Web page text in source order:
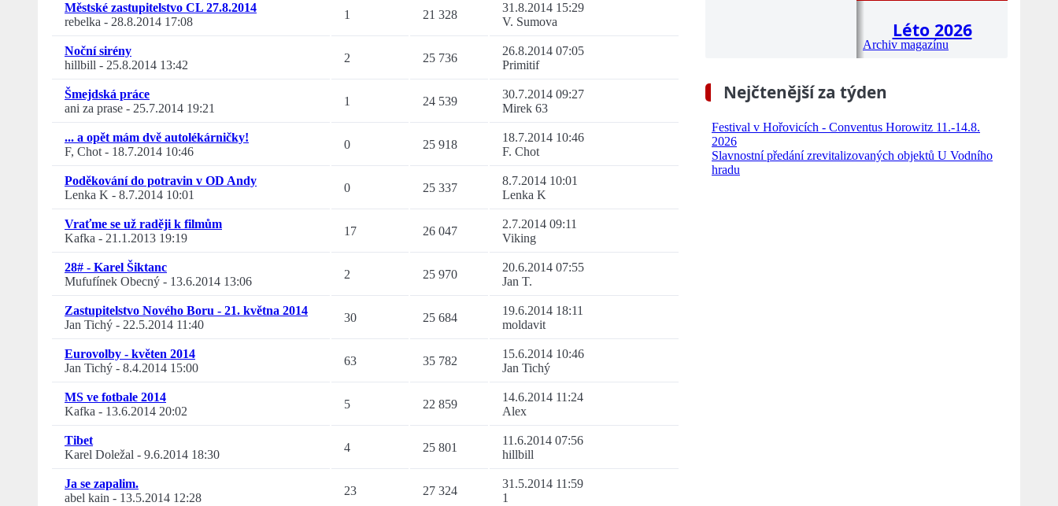
Městské zastupitelstvo CL 27.8.2014
rebelka - 28.8.2014 17:08
1 21 328
31.8.2014 15:29
V. Sumova
Noční sirény
hillbill - 25.8.2014 13:42
2 25 736
26.8.2014 07:05
Primitif
Šmejdská práce
ani za prase - 25.7.2014 19:21
1 24 539
30.7.2014 09:27
Mirek 63
... a opět mám dvě autolékárničky!
F, Chot- 18.7.2014 10:46
0 25 918
18.7.2014 10:46
F. Chot
Poděkování do potravin v OD Andy
Lenka K - 8.7.2014 10:01
0 25 337
8.7.2014 10:01
Lenka K
Vraťme se už raději k filmům
Kafka - 21.1.2013 19:19
17 26 047
2.7.2014 09:11
Viking
28# - Karel Šiktanc
Mufufínek Obecný - 13.6.2014 13:06
2 25 970
20.6.2014 07:55
Jan T.
Zastupitelstvo Nového Boru - 21. května 2014
Jan Tichý - 22.5.2014 11:40
30 25 684
19.6.2014 18:11
moldavit
Eurovolby - květen 2014
Jan Tichý - 8.4.2014 15:00
63 35 782
15.6.2014 10:46
Jan Tichý
MS ve fotbale 2014
Kafka - 13.6.2014 20:02
5 22 859
14.6.2014 11:24
Alex
Tibet
Karel Doležal - 9.6.2014 18:30
4 25 801
11.6.2014 07:56
hillbill
Ja se zapalim.
abel kain - 13.5.2014 12:28
23 27 324
31.5.2014 11:59
1
Léto 2026
Archiv magazínu
Nejčtenější za týden
Festival v Hořovicích - Conventus Horowitz 11.-14.8.
2026
Slavnostní předání zrevitalizovaných objektů U Vodního
hradu